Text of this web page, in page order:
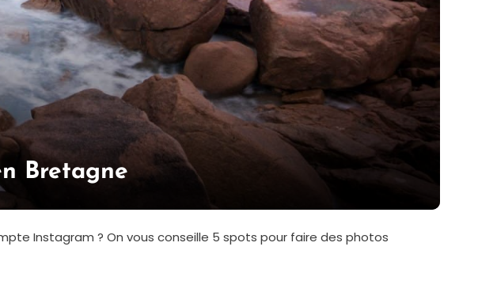
Bretagne
Instagram ? On vous conseille 5 spots pour faire des photos